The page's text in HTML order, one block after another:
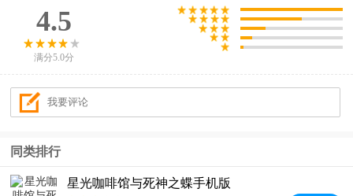
4.5
满分5.0分
同类排行
星光咖啡馆与死神之蝶手机版